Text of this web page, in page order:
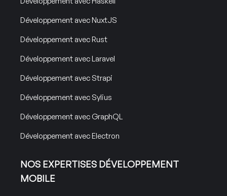
Développement avec NuxtJS
Développement avec Rust
Développement avec Laravel
Développement avec Strapi
Développement avec Sylius
Développement avec GraphQL
Développement avec Electron
NOS EXPERTISES DÉVELOPPEMENT
MOBILE